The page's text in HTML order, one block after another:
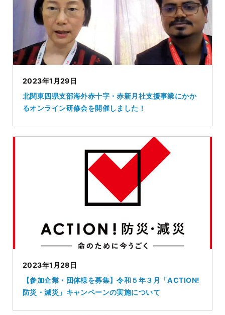
2023年1月29日
北関東四県支部海外赤十字・赤新月社支援事業にかか
るオンライン研修会を開催しました！
2023年1月28日
【参加企業・団体様を募集】令和５年３月「ACTION!
防災・減災」キャンペーンの実施について